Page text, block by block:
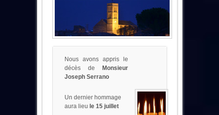
Nous avons appris le
décès de Monsieur
Joseph Serrano
Un dernier hommage
aura lieu le 15 juillet